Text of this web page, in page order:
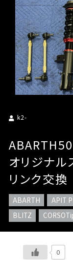
k2-
オリジナル
リンク交換
ABARTH APIT
BLITZ
0